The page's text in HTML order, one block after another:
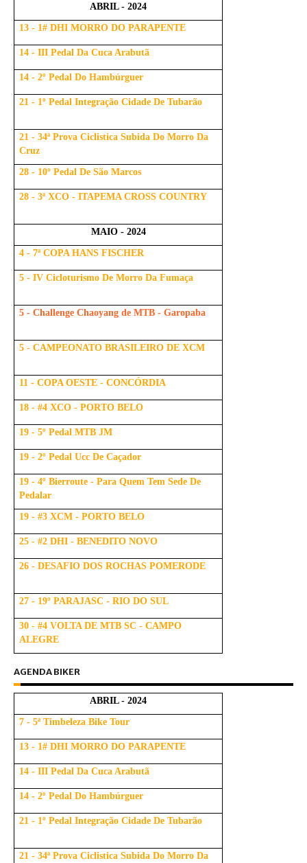
ABRIL - 2024
13 - 1# DHI MORRO DO PARAPENTE
14 - III Pedal Da Cuca Arabutã
14 - 2º Pedal Do Hambúrguer
21 - 1º Pedal Integração Cidade De Tubarão
21 - 34ª Prova Ciclistica Subida Do Morro Da
Cruz
28 - 10º Pedal De São Marcos
28 - 3ª XCO - ITAPEMA CROSS COUNTRY
MAIO - 2024
4 - 7ª COPA HANS FISCHER
5 - IV Cicloturismo De Morro Da Fumaça
5 - Challenge Chaoyang de MTB - Garopaba
5 - CAMPEONATO BRASILEIRO DE XCM
11 - COPA OESTE - CONCÓRDIA
18 - #4 XCO - PORTO BELO
19 - 5º Pedal MTB JM
19 - 2º Pedal Ucc De Caçador
19 - 4º Bierroute - Para Quem Tem Sede De
Pedalar
19 - #3 XCM - PORTO BELO
25 - #2 DHI - BENEDITO NOVO
26 - DESAFIO DOS ROCHAS POMERODE
27 - 19º PARAJASC - RIO DO SUL
30 - #4 VOLTA DE MTB SC - CAMPO
ALEGRE
AGENDA BIKER
ABRIL - 2024
7 - 5ª Timbeleza Bike Tour
13 - 1# DHI MORRO DO PARAPENTE
14 - III Pedal Da Cuca Arabutã
14 - 2º Pedal Do Hambúrguer
21 - 1º Pedal Integração Cidade De Tubarão
21 - 34ª Prova Ciclistica Subida Do Morro Da